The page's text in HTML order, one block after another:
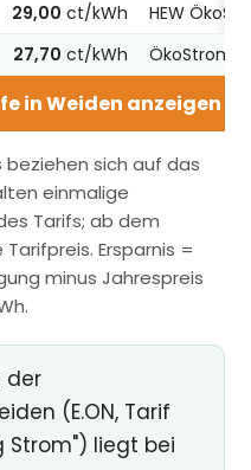
29,00 ct/kWh
HEW
27,70 ct/kWh ÖkoStrom12
in Weiden anzeigen
beziehen sich auf das
einmalige
Tarifs; ab dem
Ersparnis =
minus Jahrespreis
der
(E.ON, Tarif
Strom") liegt bei